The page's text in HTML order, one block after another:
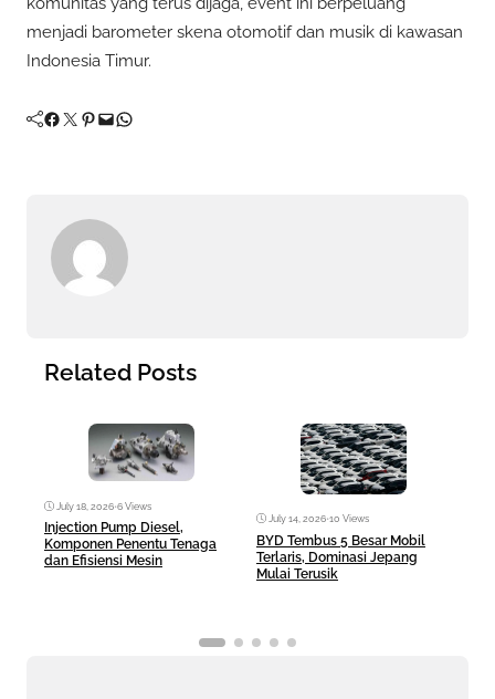
menjadi barometer skena otomotif dan musik di kawasan
Indonesia Timur.
Facebook Twitter Pinterest Mail WhatsApp
Related Posts
July 18, 2026•6 Views
Injection Pump Diesel,
Komponen Penentu Tenaga
dan Efisiensi Mesin
July 14, 2026•10 Views
BYD Tembus 5 Besar Mobil
Terlaris, Dominasi Jepang
Mulai Terusik